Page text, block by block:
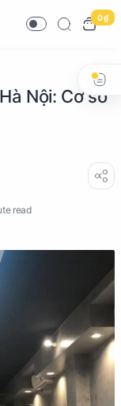
0 ₫
Nội: Cơ sở
read